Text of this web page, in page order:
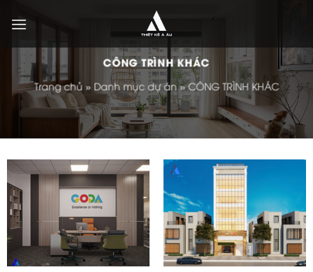
qua
CÔNG TRÌNH KHÁC
Trang chủ » Danh mục dự án»CÔNG TRÌNH KHÁC